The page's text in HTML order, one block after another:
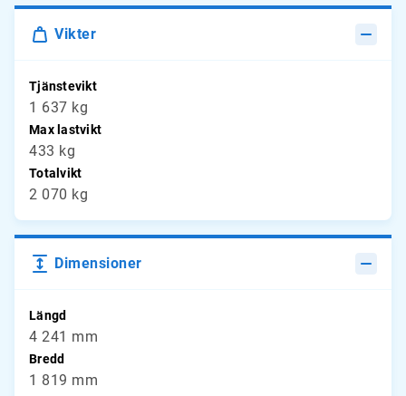
Vikter
Tjänstevikt
1 637 kg
Max lastvikt
433 kg
Totalvikt
2 070 kg
Dimensioner
Längd
4 241 mm
Bredd
1 819 mm